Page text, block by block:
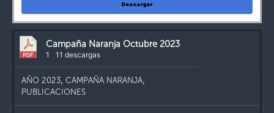
Descargar
Campaña Naranja Octubre 2023
1 11 descargas
AÑO 2023, CAMPAÑA NARANJA,
PUBLICACIONES